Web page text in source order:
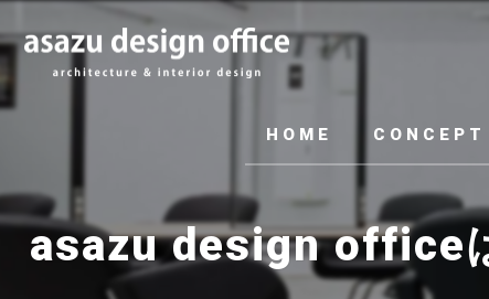
HOME CONCEPT
asazu design office